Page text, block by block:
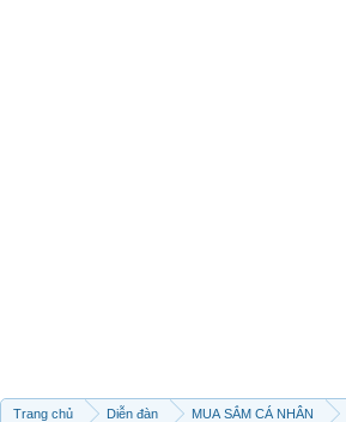
Trang chủ Diễn đàn MUA SẮM CÁ NHÂN